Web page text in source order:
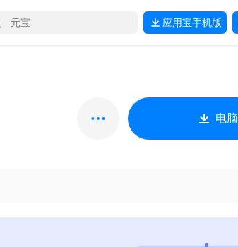
应用宝手机版
电脑